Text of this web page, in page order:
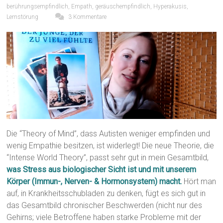
berührungsempfindlich, Empath, geräuschempfindlich, Hyperakusis,
Lernstörung
3 Kommentare
Die “Theory of Mind”, dass Autisten weniger empfinden und
wenig Empathie besitzen, ist widerlegt! Die neue Theorie, die
“Intense World Theory”, passt sehr gut in mein Gesamtbild,
was Stress aus biologischer Sicht ist und mit unserem
Körper (Immun-, Nerven- & Hormonsystem) macht. Hört man
auf, in Krankheitsschubladen zu denken, fügt es sich gut in
das Gesamtbild chronischer Beschwerden (nicht nur des
Gehirns; viele Betroffene haben starke Probleme mit der